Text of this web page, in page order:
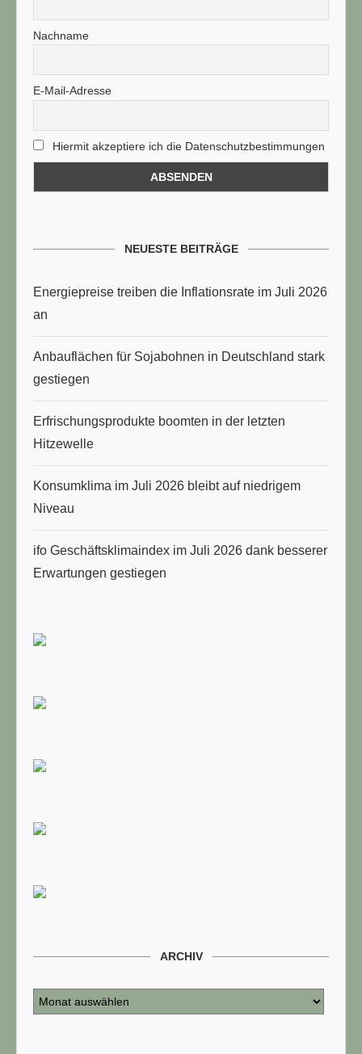
Nachname
E-Mail-Adresse
Hiermit akzeptiere ich die Datenschutzbestimmungen
NEUESTE BEITRÄGE
Energiepreise treiben die Inflationsrate im Juli 2026
an
Anbauflächen für Sojabohnen in Deutschland stark
gestiegen
Erfrischungsprodukte boomten in der letzten
Hitzewelle
Konsumklima im Juli 2026 bleibt auf niedrigem
Niveau
ifo Geschäftsklimaindex im Juli 2026 dank besserer
Erwartungen gestiegen
ARCHIV